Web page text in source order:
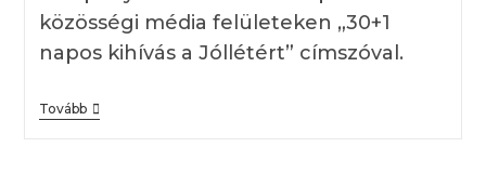
közösségi média felületeken „30+1
napos kihívás a Jóllétért” címszóval.
Tovább30+1
Napos